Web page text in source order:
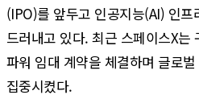
(IPO)를 앞두고 인공지능(AI) 인
드러내고 있다. 최근 스페이스X는
파워 임대 계약을 체결하며 글로
집중시켰다.